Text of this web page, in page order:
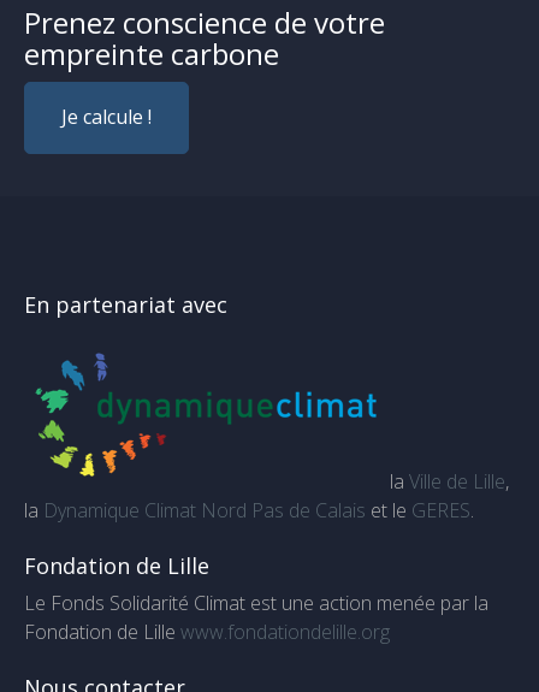
Prenez conscience de votre
empreinte carbone
Je calcule !
En partenariat avec
la Ville de Lille,
la Dynamique Climat Nord Pas de Calais et le GERES.
Fondation de Lille
Le Fonds Solidarité Climat est une action menée par la
Fondation de Lille www.fondationdelille.org